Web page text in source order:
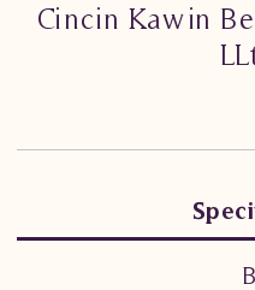
Cincin Kawin